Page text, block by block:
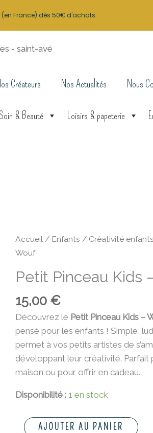
Créateurs Nos Actualités Nous
Soin & Beauté Loisirs & papeterie
Accueil/ Enfants / Créativité enfants
Wouf
Petit Pinceau Kids
15,00 €
Découvrez le Petit Pinceau Kids –
pensé pour les enfants ! Simple,
permet à vos petits artistes de
développant leur créativité. Parfait
maison ou pour offrir en cadeau.
Disponibilité : 1 en stock
quantité
de
Pinceau
-
Wouf
AJOUTER AU PANIER
France) dès 50€ d'achats.